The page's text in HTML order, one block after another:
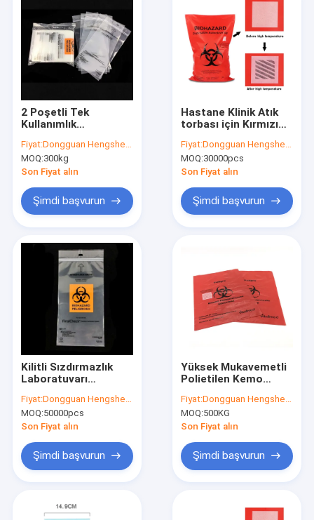
Ürünler
Hakkımızda
Fabrika turu
Kalite kontrol
Haberler
Bir teklif isteği
Poli Plastik Torba
2 Poşetli Tek
Kullanımlık
Numune Alma
Torbaları
Fiyat:Dongguan Hengsheng Polybag
MOQ:300kg
Son Fiyat alın
Şimdi başvurun
Hastane Klinik Atık
torbası için Kırmızı
Biohazard Plastik
Torbalar, Tıbbi atık
torbası
Fiyat:Dongguan Hengsheng Polybag
MOQ:30000pcs
Son Fiyat alın
Şimdi başvurun
Kilitli Sızdırmazlık
Laboratuvarı
Tehlike Numune
Çantası Tıbbi
Paketleme
Fiyat:Dongguan Hengsheng Polybag
MOQ:50000pcs
Son Fiyat alın
Şimdi başvurun
Yüksek Mukavemetli
Polietilen Kemo
Plastik Torbalar
HDPE LDPE PP
Fiyat:Dongguan Hengsheng Polybag
MOQ:500KG
Son Fiyat alın
Şimdi başvurun